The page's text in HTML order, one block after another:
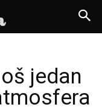
jedan